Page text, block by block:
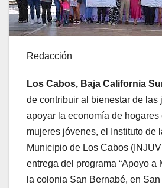
Redacción
Los Cabos, Baja California
de contribuir al bienestar de las
apoyar la economía de
mujeres jóvenes, el Instituto de
Municipio de Los Cabos
entrega del programa “Apoyo a
la colonia San Bernabé, en